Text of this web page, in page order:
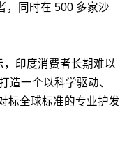
，同时在 500 多家沙
印度消费者长期难以
造一个以科学驱动、
标全球标准的专业护发